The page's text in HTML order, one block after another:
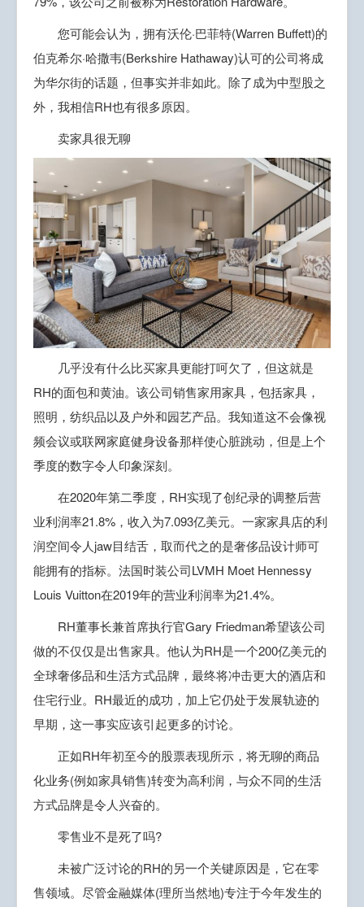
您可能会认为，拥有沃伦·巴菲特(Warren Buffett)的
伯克希尔·哈撒韦(Berkshire Hathaway)认可的公司将成
为华尔街的话题，但事实并非如此。除了成为中型股之
外，我相信RH也有很多原因。
卖家具很无聊
几乎没有什么比买家具更能打呵欠了，但这就是
RH的面包和黄油。该公司销售家用家具，包括家具，
照明，纺织品以及户外和园艺产品。我知道这不会像视
频会议或联网家庭健身设备那样使心脏跳动，但是上个
季度的数字令人印象深刻。
在2020年第二季度，RH实现了创纪录的调整后营
业利润率21.8%，收入为7.093亿美元。一家家具店的利
润空间令人jaw目结舌，取而代之的是奢侈品设计师可
能拥有的指标。法国时装公司LVMH Moet Hennessy
Louis Vuitton在2019年的营业利润率为21.4%。
RH董事长兼首席执行官Gary Friedman希望该公司
做的不仅仅是出售家具。他认为RH是一个200亿美元的
全球奢侈品和生活方式品牌，最终将冲击更大的酒店和
住宅行业。RH最近的成功，加上它仍处于发展轨迹的
早期，这一事实应该引起更多的讨论。
正如RH年初至今的股票表现所示，将无聊的商品
化业务(例如家具销售)转变为高利润，与众不同的生活
方式品牌是令人兴奋的。
零售业不是死了吗?
未被广泛讨论的RH的另一个关键原因是，它在零
售领域。尽管金融媒体(理所当然地)专注于今年发生的